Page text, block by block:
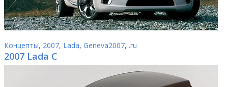
Концепты, 2007, Lada, Geneva2007, .ru
2007 Lada C